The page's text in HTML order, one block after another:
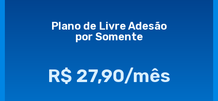
Plano de Livre Adesão
por Somente
R$ 27,90/mês